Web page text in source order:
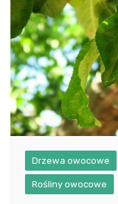
Drzewa owocowe
Rośliny owocowe